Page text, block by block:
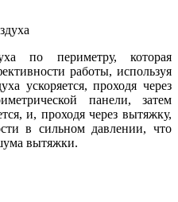
по периметру, которая
работы, используя
ускоряется, проходя через
панели, затем
и, проходя через вытяжку,
в сильном давлении, что
вытяжки.